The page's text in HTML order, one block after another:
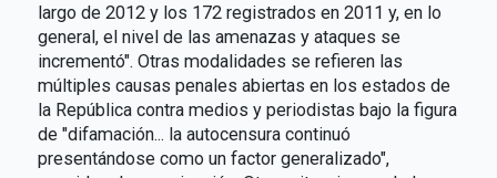
largo de 2012 y los 172 registrados en 2011 y, en lo
general, el nivel de las amenazas y ataques se
incrementó". Otras modalidades se refieren las
múltiples causas penales abiertas en los estados de
la República contra medios y periodistas bajo la figura
de "difamación... la autocensura continuó
presentándose como un factor generalizado",